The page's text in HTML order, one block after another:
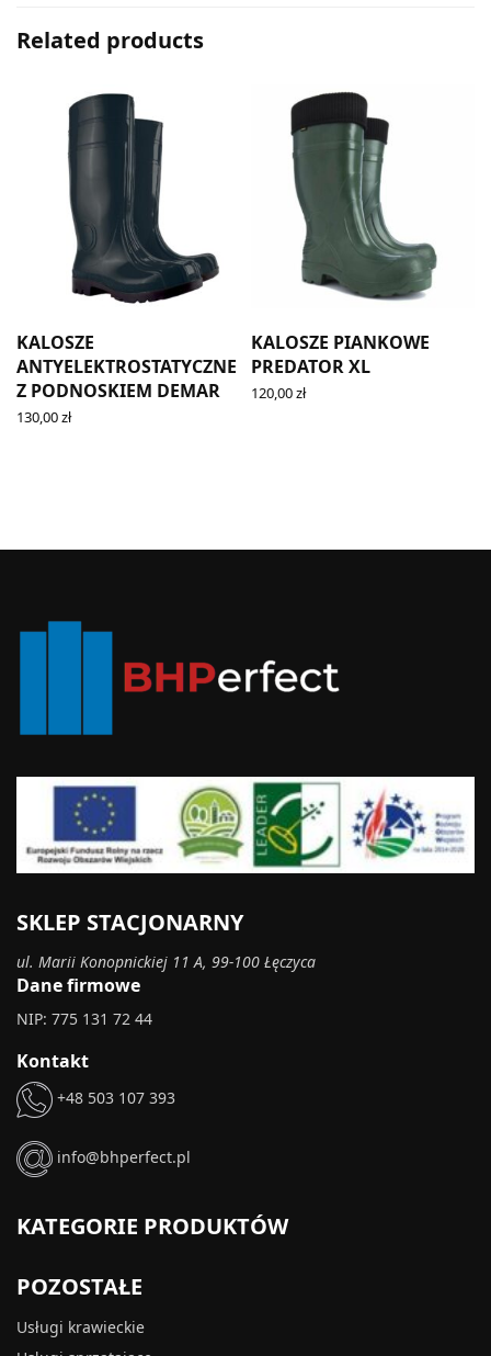
Related products
KALOSZE
ANTYELEKTROSTATYCZNE
Z PODNOSKIEM DEMAR
130,00zł
KALOSZE PIANKOWE
PREDATOR XL
120,00zł
SKLEP STACJONARNY
ul. Marii Konopnickiej 11 A, 99-100 Łęczyca
Dane firmowe
NIP: 775 131 72 44
Kontakt
+48 503 107 393
info@bhperfect.pl
KATEGORIE PRODUKTÓW
POZOSTAŁE
Usługi krawieckie